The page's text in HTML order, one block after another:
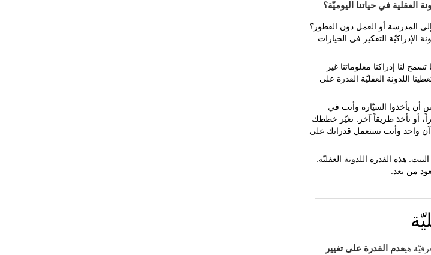
العقلية في حياتنا اليوميّة؟
المدرسة أو العمل دون الفطور؟
التفكير في الخيارات
لنا إدراكنا معلوماتنا غير
اللدونة العقليّة القدرة على
أن يأخذوا السيّارة وأنت في
أو تأخذ طريقاً آخر. تغيّر خططك
آن واحد وأنت تستعمل قدراتك على
هذه القدرة اللدونة العقليّة.
من بعد.
هيعدم القدرة على تغيير